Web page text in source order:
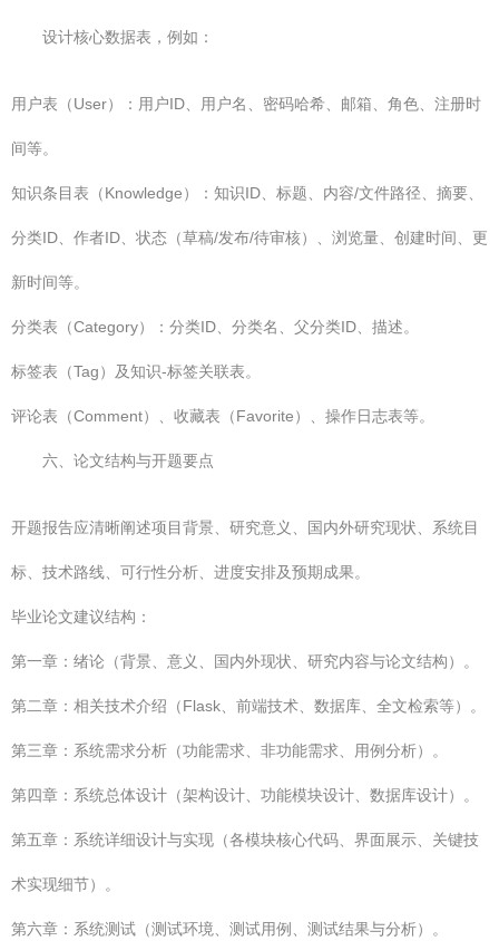
设计核心数据表，例如：
用户表（User）：用户ID、用户名、密码哈希、邮箱、角色、注册时
间等。
知识条目表（Knowledge）：知识ID、标题、内容/文件路径、摘要、
分类ID、作者ID、状态（草稿/发布/待审核）、浏览量、创建时间、更
新时间等。
分类表（Category）：分类ID、分类名、父分类ID、描述。
标签表（Tag）及知识-标签关联表。
评论表（Comment）、收藏表（Favorite）、操作日志表等。
六、论文结构与开题要点
开题报告应清晰阐述项目背景、研究意义、国内外研究现状、系统目
标、技术路线、可行性分析、进度安排及预期成果。
毕业论文建议结构：
第一章：绪论（背景、意义、国内外现状、研究内容与论文结构）。
第二章：相关技术介绍（Flask、前端技术、数据库、全文检索等）。
第三章：系统需求分析（功能需求、非功能需求、用例分析）。
第四章：系统总体设计（架构设计、功能模块设计、数据库设计）。
第五章：系统详细设计与实现（各模块核心代码、界面展示、关键技
术实现细节）。
第六章：系统测试（测试环境、测试用例、测试结果与分析）。